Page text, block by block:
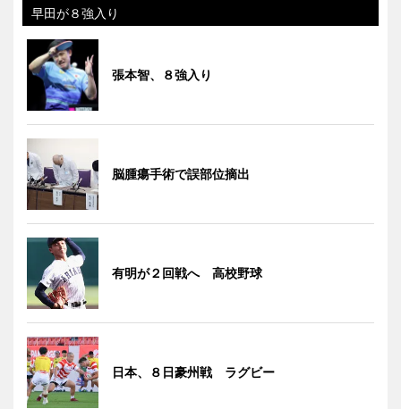
早田が８強入り
張本智、８強入り
脳腫瘍手術で誤部位摘出
有明が２回戦へ 高校野球
日本、８日豪州戦 ラグビー